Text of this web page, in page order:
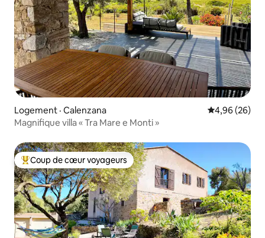
Logement · Calenzana Note
4,96 (26)
Magnifique villa « Tra Mare e Monti »
Coup de cœur voyageurs parmi les plus aimés
Coup de cœur voyageurs